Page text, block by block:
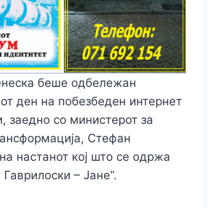
беше одбележан
ден на побезбеден интернет
заедно со министерот за
Стефан
настанот кој што се одржа
– Јане“.